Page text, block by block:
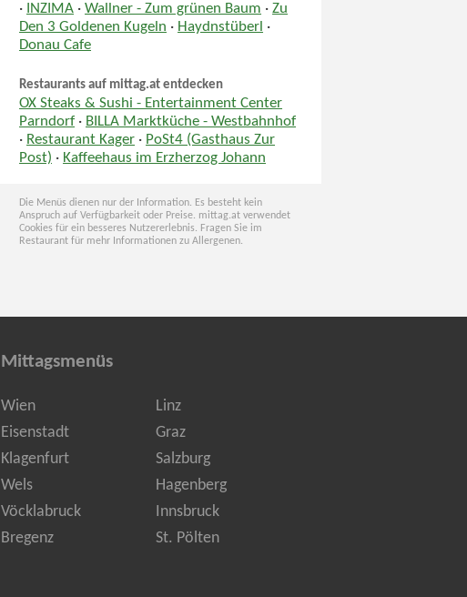
· INZIMA ·Wallner - Zum grünen Baum ·Zu
Den 3 Goldenen Kugeln · Haydnstüberl ·
Donau Cafe
Restaurants auf mittag.at entdecken
OX Steaks & Sushi - Entertainment Center
Parndorf · BILLA Marktküche - Westbahnhof
· Restaurant Kager · PoSt4 (Gasthaus Zur
Post) · Kaffeehaus im Erzherzog Johann
Die Menüs dienen nur der Information. Es besteht kein
Anspruch auf Verfügbarkeit oder Preise. mittag.at verwendet
Cookies für ein besseres Nutzererlebnis. Fragen Sie im
Restaurant für mehr Informationen zu Allergenen.
Mittagsmenüs
Wien
Linz
Eisenstadt
Graz
Klagenfurt
Salzburg
Wels
Hagenberg
Vöcklabruck
Innsbruck
Bregenz
St. Pölten